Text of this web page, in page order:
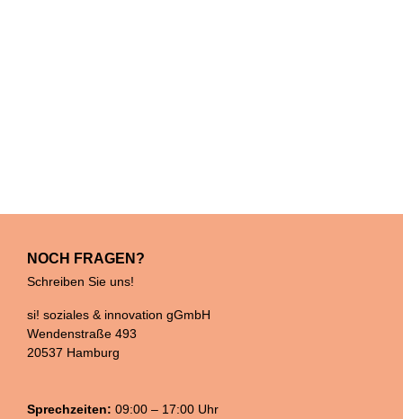
NOCH FRAGEN?
Schreiben Sie uns!
si! soziales & innovation gGmbH
Wendenstraße 493
20537 Hamburg
Sprechzeiten: 09:00 – 17:00 Uhr